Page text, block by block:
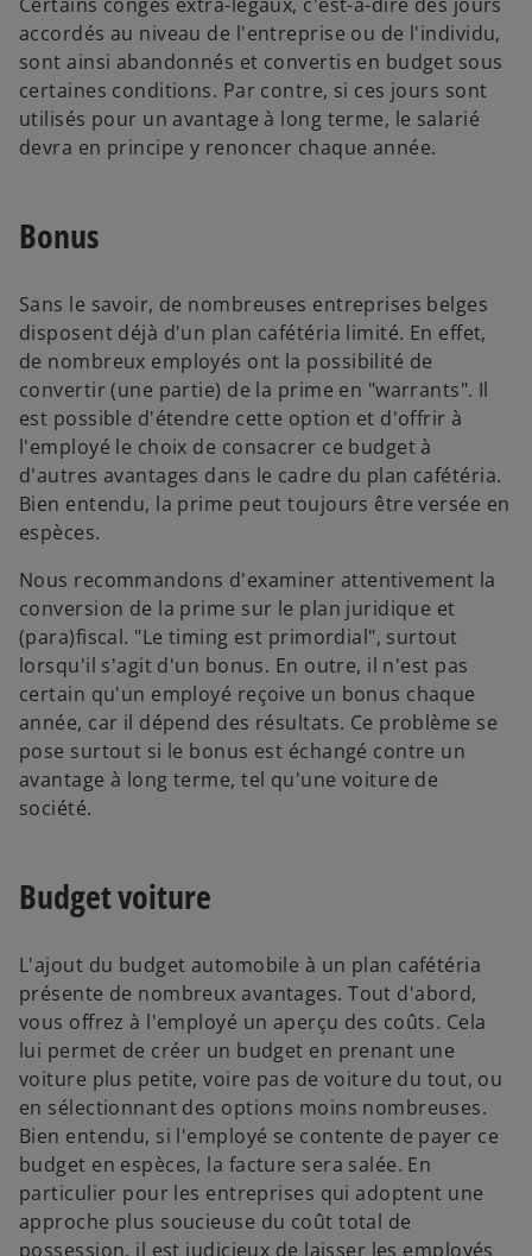
accordés au niveau de l'entreprise ou de l'individu,
sont ainsi abandonnés et convertis en budget sous
certaines conditions. Par contre, si ces jours sont
utilisés pour un avantage à long terme, le salarié
devra en principe y renoncer chaque année.
Bonus
Sans le savoir, de nombreuses entreprises belges
disposent déjà d'un plan cafétéria limité. En effet,
de nombreux employés ont la possibilité de
convertir (une partie) de la prime en "warrants". Il
est possible d'étendre cette option et d'offrir à
l'employé le choix de consacrer ce budget à
d'autres avantages dans le cadre du plan cafétéria.
Bien entendu, la prime peut toujours être versée en
espèces.
Nous recommandons d'examiner attentivement la
conversion de la prime sur le plan juridique et
(para)fiscal. "Le timing est primordial", surtout
lorsqu'il s'agit d'un bonus. En outre, il n'est pas
certain qu'un employé reçoive un bonus chaque
année, car il dépend des résultats. Ce problème se
pose surtout si le bonus est échangé contre un
avantage à long terme, tel qu'une voiture de
société.
Budget voiture
L'ajout du budget automobile à un plan cafétéria
présente de nombreux avantages. Tout d'abord,
vous offrez à l'employé un aperçu des coûts. Cela
lui permet de créer un budget en prenant une
voiture plus petite, voire pas de voiture du tout, ou
en sélectionnant des options moins nombreuses.
Bien entendu, si l'employé se contente de payer ce
budget en espèces, la facture sera salée. En
particulier pour les entreprises qui adoptent une
approche plus soucieuse du coût total de
possession, il est judicieux de laisser les employés